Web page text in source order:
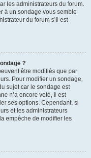
les administrateurs du forum.
à un sondage vous semble
du forum s’il est
?
être modifiés que par
Pour modifier un sondage,
sujet car le sondage est
n’a encore voté, il est
ses options. Cependant, si
et les administrateurs
empêche de modifier les